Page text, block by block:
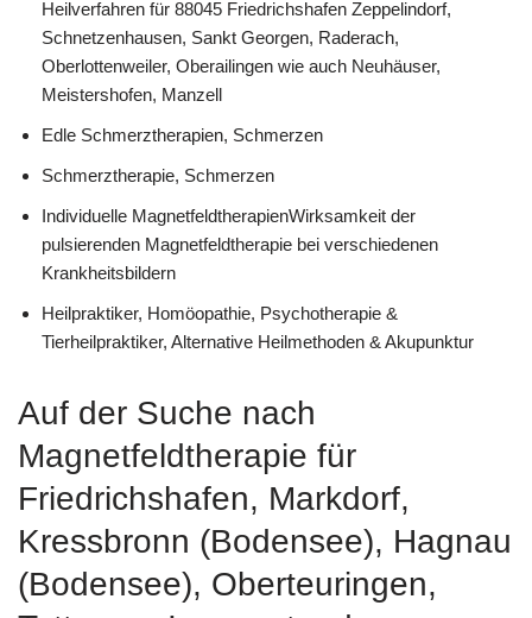
Heilverfahren für 88045 Friedrichshafen Zeppelindorf,
Schnetzenhausen, Sankt Georgen, Raderach,
Oberlottenweiler, Oberailingen wie auch Neuhäuser,
Meistershofen, Manzell
Edle Schmerztherapien, Schmerzen
Schmerztherapie, Schmerzen
Individuelle MagnetfeldtherapienWirksamkeit der
pulsierenden Magnetfeldtherapie bei verschiedenen
Krankheitsbildern
Heilpraktiker, ‎Homöopathie, ‎Psychotherapie &
‎Tierheilpraktiker, Alternative Heilmethoden & Akupunktur
Auf der Suche nach
Magnetfeldtherapie für
Friedrichshafen, Markdorf,
Kressbronn (Bodensee), Hagnau
(Bodensee), Oberteuringen,